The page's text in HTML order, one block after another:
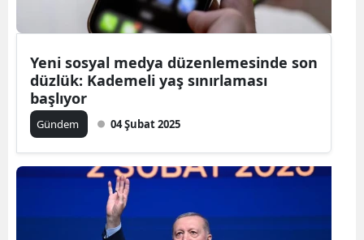
Yeni sosyal medya düzenlemesinde son
düzlük: Kademeli yaş sınırlaması
başlıyor
Gündem 04 Şubat 2025